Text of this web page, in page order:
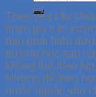
Theo yêu cầu
tham gia các
bạn phải hiểu
trường học sau
không thể theo
Nhưng để theo
nước ngoài, yêu